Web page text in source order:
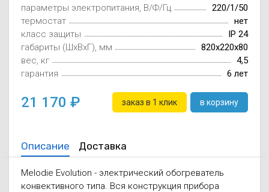
параметры электропитания, В/Ф/Гц
220/1/50
термостат
нет
класс защиты
IP 24
габариты (ШxВxГ), мм
820x220x80
вес, кг
4,5
гарантия
6 лет
21 170 заказ в 1 клик в корзину
Описание Доставка
Melodie Evolution - электрический обогреватель
конвективного типа. Вся конструкция прибора
Осушители
Wi-Fi модуля
отработанном